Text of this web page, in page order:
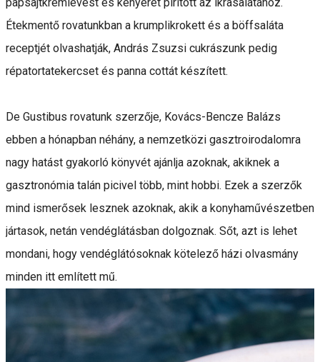
Étekmentő rovatunkban a krumplikrokett és a böffsaláta
receptjét olvashatják, András Zsuzsi cukrászunk pedig
répatortatekercset és panna cottát készített.
De Gustibus rovatunk szerzője, Kovács-Bencze Balázs
ebben a hónapban néhány, a nemzetközi gasztroirodalomra
nagy hatást gyakorló könyvét ajánlja azoknak, akiknek a
gasztronómia talán picivel több, mint hobbi. Ezek a szerzők
mind ismerősek lesznek azoknak, akik a konyhaművészetben
jártasok, netán vendéglátásban dolgoznak. Sőt, azt is lehet
mondani, hogy vendéglátósoknak kötelező házi olvasmány
minden itt említett mű.